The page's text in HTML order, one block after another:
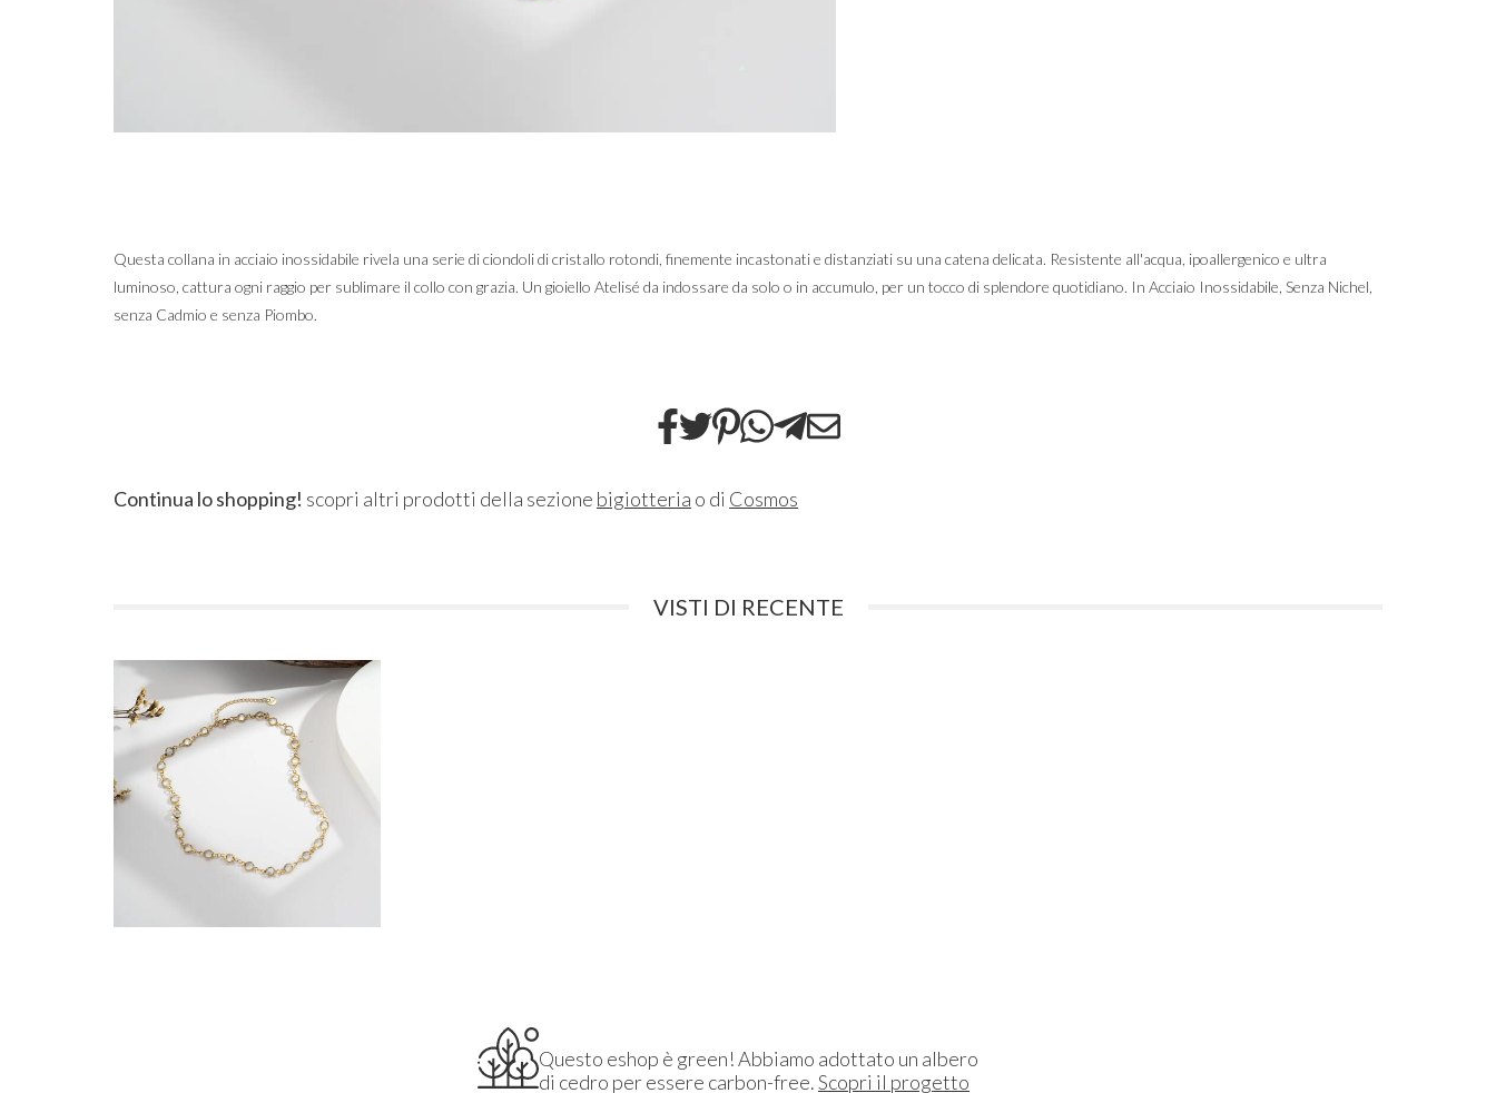
Questa collana in acciaio inossidabile rivela una serie di ciondoli di cristallo rotondi, finemente incastonati e distanziati su una catena delicata. Resistente all'acqua, ipoallergenico e ultra
luminoso, cattura ogni raggio per sublimare il collo con grazia. Un gioiello Atelisé da indossare da solo o in accumulo, per un tocco di splendore quotidiano. In Acciaio Inossidabile, Senza Nichel,
senza Cadmio e senza Piombo.
Continua lo shopping! scopri altri prodotti della sezione bigiotteria o di Cosmos
VISTI DI RECENTE
Questo eshop è green! Abbiamo adottato un albero
di cedro per essere carbon-free.Scopri il progetto